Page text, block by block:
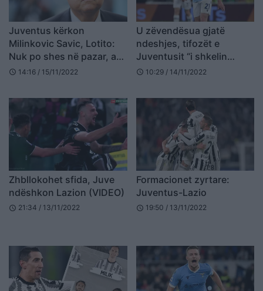
Juventus kërkon
Milinkovic Savic, Lotito:
Nuk po shes në pazar, ata
të sjellin 100 milionë euro
schedule 14:16 / 15/11/2022
U zëvendësua gjatë
ndeshjes, tifozët e
Juventusit “i shkelin
syrin” dhe duartrokasin
schedule 10:29 / 14/11/2022
Zhbllokohet sfida, Juve
ndëshkon Lazion (VIDEO)
schedule 21:34 / 13/11/2022
Formacionet zyrtare:
Juventus-Lazio
schedule 19:50 / 13/11/2022